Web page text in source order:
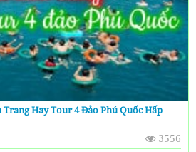
Trang Hay Tour 4 Đảo Phú Quốc Hấp
3556